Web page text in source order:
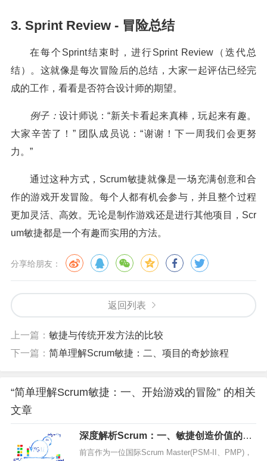
3. Sprint Review - 冒险总结
在每个Sprint结束时，进行Sprint Review（迭代总
结）。这就像是每次冒险后的总结，大家一起评估已经完
成的工作，看看是否符合设计师的期望。
例子： 设计师说：“新关卡看起来真棒，玩起来有趣。
大家辛苦了！” 团队成员说：“谢谢！下一周我们会更努
力。”
通过这种方式，Scrum敏捷就像是一场充满创意和合
作的游戏开发冒险。每个人都有机会参与，并且整个过程
更加灵活、高效。无论是制作游戏还是进行其他项目，Scr
um敏捷都是一个有趣而实用的方法。
分享给朋友：
返回列表
上一篇： 敏捷与传统开发方法的比较
下一篇： 简单理解Scrum敏捷：二、项目的奇妙旅程
“简单理解Scrum敏捷：一、开始游戏的冒险” 的相关
文章
深度解析Scrum：一、敏捷创造价值的艺
术
前言作为一位国际Scrum Master(PSM-II、PMP)，